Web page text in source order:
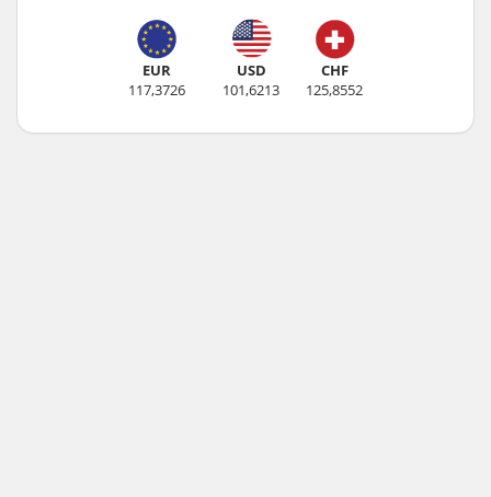
EUR
117,3726
USD
101,6213
CHF
125,8552